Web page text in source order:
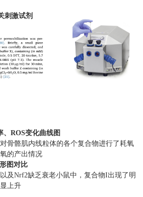
ROS变化曲线图
骨骼肌内线粒体的各个复合物进行了耗氧
的产出情况
图对比
及Nrf2缺乏衰老小鼠中，复合物I出现了明
上升
刺激试剂